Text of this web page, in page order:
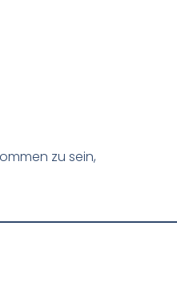
zu sein,